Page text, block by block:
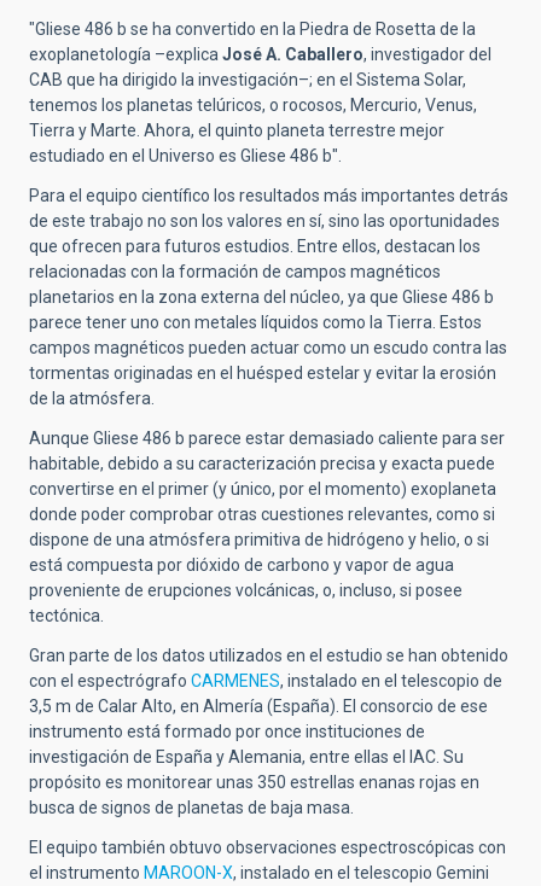
"Gliese 486 b se ha convertido en la Piedra de Rosetta de la
exoplanetología –explica José A. Caballero, investigador del
CAB que ha dirigido la investigación–; en el Sistema Solar,
tenemos los planetas telúricos, o rocosos, Mercurio, Venus,
Tierra y Marte. Ahora, el quinto planeta terrestre mejor
estudiado en el Universo es Gliese 486 b".
Para el equipo científico los resultados más importantes detrás
de este trabajo no son los valores en sí, sino las oportunidades
que ofrecen para futuros estudios. Entre ellos, destacan los
relacionadas con la formación de campos magnéticos
planetarios en la zona externa del núcleo, ya que Gliese 486 b
parece tener uno con metales líquidos como la Tierra. Estos
campos magnéticos pueden actuar como un escudo contra las
tormentas originadas en el huésped estelar y evitar la erosión
de la atmósfera.
Aunque Gliese 486 b parece estar demasiado caliente para ser
habitable, debido a su caracterización precisa y exacta puede
convertirse en el primer (y único, por el momento) exoplaneta
donde poder comprobar otras cuestiones relevantes, como si
dispone de una atmósfera primitiva de hidrógeno y helio, o si
está compuesta por dióxido de carbono y vapor de agua
proveniente de erupciones volcánicas, o, incluso, si posee
tectónica.
Gran parte de los datos utilizados en el estudio se han obtenido
con el espectrógrafo CARMENES, instalado en el telescopio de
3,5 m de Calar Alto, en Almería (España). El consorcio de ese
instrumento está formado por once instituciones de
investigación de España y Alemania, entre ellas el IAC. Su
propósito es monitorear unas 350 estrellas enanas rojas en
busca de signos de planetas de baja masa.
El equipo también obtuvo observaciones espectroscópicas con
el instrumento MAROON-X, instalado en el telescopio Gemini